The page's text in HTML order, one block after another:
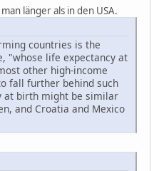
länger als in den USA.
countries is the
"whose life expectancy at
other high-income
fall further behind such
at birth might be similar
and Croatia and Mexico